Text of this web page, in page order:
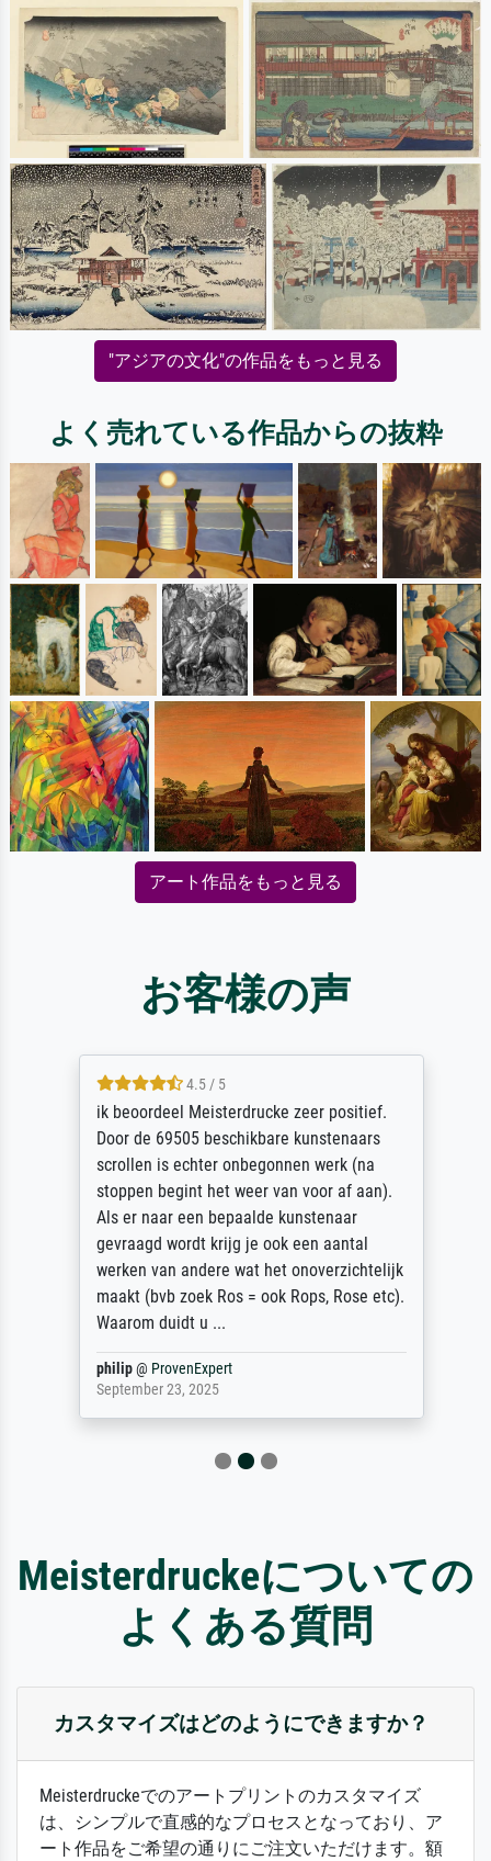
"アジアの文化"の作品をもっと見る
よく売れている作品からの抜粋
アート作品をもっと見る
お客様の声
4.5 / 5
ik beoordeel Meisterdrucke zeer positief.
Door de 69505 beschikbare kunstenaars
scrollen is echter onbegonnen werk (na
stoppen begint het weer van voor af aan).
Als er naar een bepaalde kunstenaar
gevraagd wordt krijg je ook een aantal
werken van andere wat het onoverzichtelijk
maakt (bvb zoek Ros = ook Rops, Rose etc).
Waarom duidt u ...
philip@ProvenExpert
September 23, 2025
Meisterdruckeについての
よくある質問
カスタマイズはどのようにできますか？
Meisterdruckeでのアートプリントのカスタマイズ
は、シンプルで直感的なプロセスとなっており、ア
ート作品をご希望の通りにご注文いただけます。額